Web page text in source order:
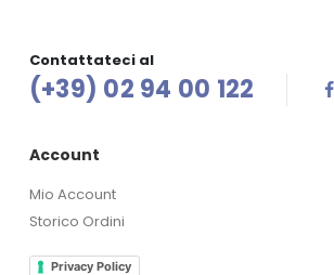
Contattateci al
(+39) 02 94 00 122
Account
Mio Account
Storico Ordini
Privacy Policy